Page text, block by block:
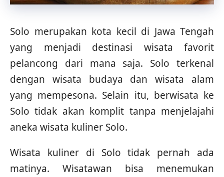
Solo merupakan kota kecil di Jawa Tengah
yang menjadi destinasi wisata favorit
pelancong dari mana saja. Solo terkenal
dengan wisata budaya dan wisata alam
yang mempesona. Selain itu, berwisata ke
Solo tidak akan komplit tanpa menjelajahi
aneka wisata kuliner Solo.
Wisata kuliner di Solo tidak pernah ada
matinya. Wisatawan bisa menemukan